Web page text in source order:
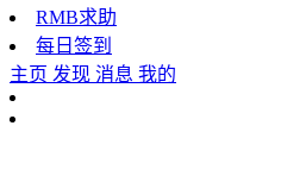
RMB求助
每日签到
主页 发现 消息 我的